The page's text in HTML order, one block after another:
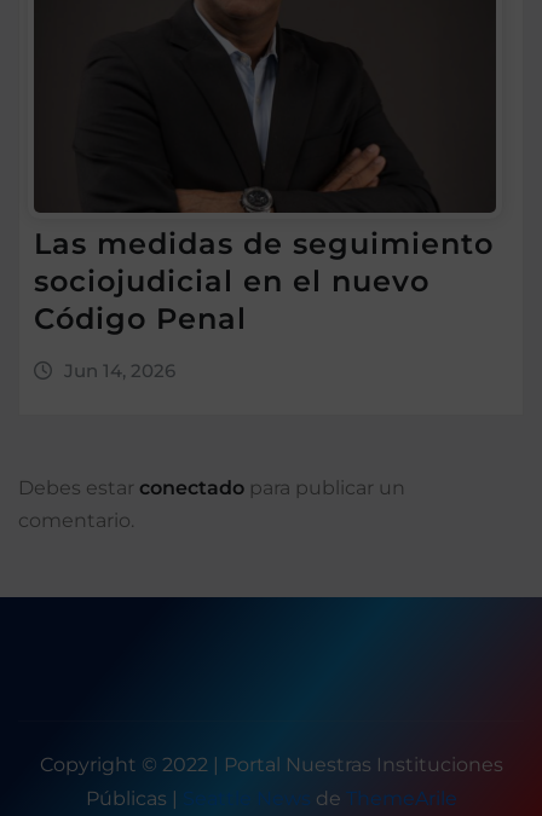
Las medidas de seguimiento
sociojudicial en el nuevo
Código Penal
Jun 14, 2026
Debes estar conectado para publicar un
comentario.
Copyright © 2022 | Portal Nuestras Instituciones
Públicas
Seattle News de ThemeArile